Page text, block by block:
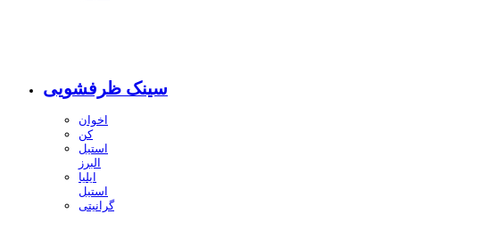
سینک ظرفشویی
اخوان
کن
استیل
البرز
ایلیا
استیل
گرانیتی